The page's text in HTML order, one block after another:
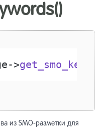
->
из SMO-разметки для